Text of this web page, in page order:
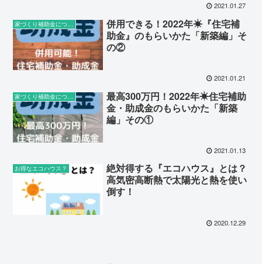
2021.01.27
家づくり補助金について
併用できる！2022年☀︎『住宅補
助金』のもらいかた「新築編」そ
の②
2021.01.21
最高300万円！2022年☀︎住宅補助
金・助成金のもらいかた「新築
編」その①
2021.01.13
お得なエコハウス？
絶対得する『エコハウス』とは？
高気密高断熱で太陽光と熱を使い
倒す！
2020.12.29